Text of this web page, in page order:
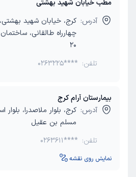
مطب خیابان شهید بهشتی
آدرس: کرج، خیابان شهید
20
تلفن: 0263225****
بیمارستان آرام کرج
آدرس: کرج، بلوار ملاصدرا، بلوار
مسلم بن عقیل
تلفن: 0263611****
نمایش روی نقشه